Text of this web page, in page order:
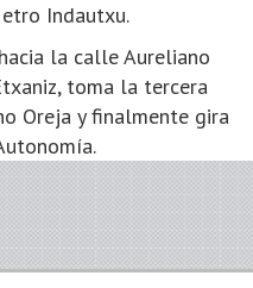
Indautxu.
la calle Aureliano
toma la tercera
Oreja y finalmente gira